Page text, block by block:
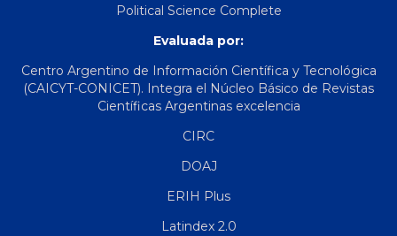
Political Science Complete
Evaluada por:
Centro Argentino de Información Científica y Tecnológica
(CAICYT-CONICET). Integra el Núcleo Básico de Revistas
Científicas Argentinas excelencia
CIRC
DOAJ
ERIH Plus
Latindex 2.0